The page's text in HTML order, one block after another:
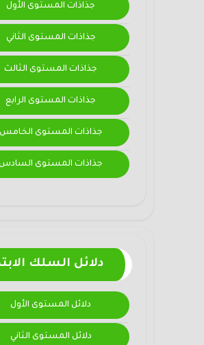
جذاذات المستوى الأول
جذاذات المستوى الثاني
جذاذات المستوى الثالث
جذاذات المستوى الرابع
جذاذات المستوى الخامس
جذاذات المستوى
دلائل السلك
دلائل المستوى الأول
دلائل المستوى الثاني